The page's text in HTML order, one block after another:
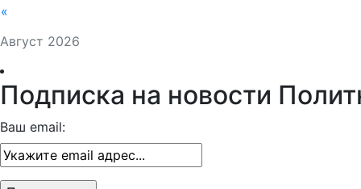
Август 2026
«
Подписка на новости
Ваш email: